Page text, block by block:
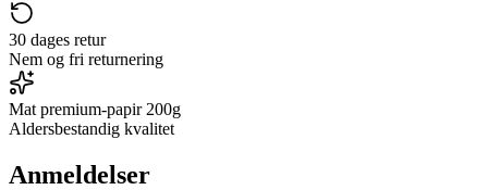
30 dages retur
Nem og fri returnering
Mat premium-papir 200g
Aldersbestandig kvalitet
Anmeldelser